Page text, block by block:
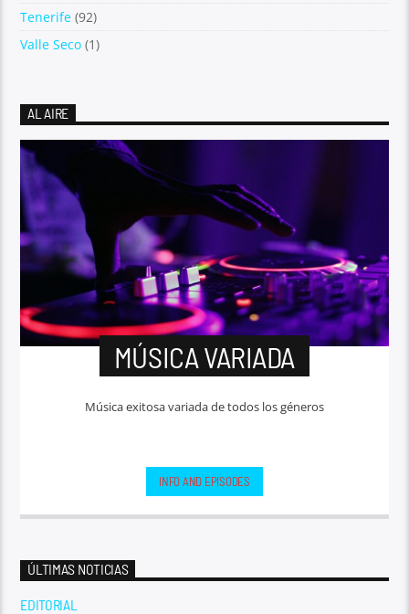
Tenerife (92)
Valle Seco (1)
AL AIRE
MÚSICA VARIADA
Música exitosa variada de todos los géneros
INFO AND EPISODES
ÚLTIMAS NOTICIAS
EDITORIAL